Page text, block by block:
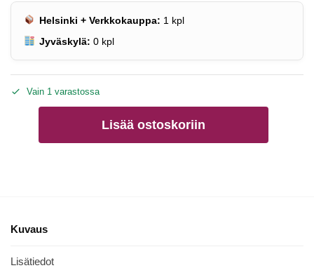
Helsinki + Verkkokauppa: 1 kpl
Jyväskylä: 0 kpl
Vain 1 varastossa
Lisää ostoskoriin
Kuvaus
Lisätiedot